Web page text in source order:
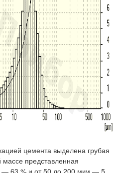
цемента выделена грубая
представленная
— 63 % и от 50 до 200 мкм — 5